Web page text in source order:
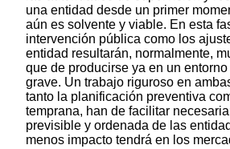
una entidad desde un primer
aún es solvente y viable. En esta
intervención pública como los
entidad resultarán, normalmente,
que de producirse ya en un
grave. Un trabajo riguroso en
tanto la planificación preventiva
temprana, han de facilitar
previsible y ordenada de las
menos impacto tendrá en los